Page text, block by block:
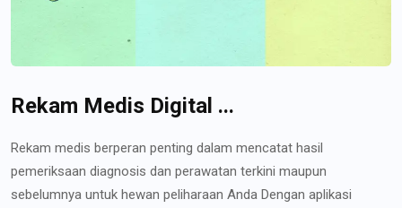
Rekam Medis Digital ...
Rekam medis berperan penting dalam mencatat hasil
pemeriksaan diagnosis dan perawatan terkini maupun
sebelumnya untuk hewan peliharaan Anda Dengan aplikasi